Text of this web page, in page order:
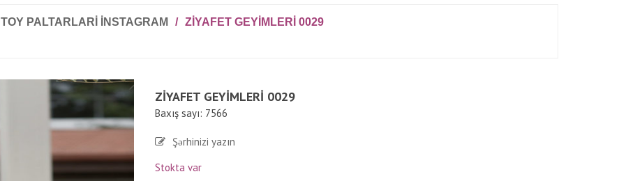
TOY PALTARLARI INSTAGRAM / ZIYAFET GEYIMLERI 0029
ZIYAFET GEYIMLERI 0029
Baxış sayı: 7566
Şərhinizi yazın
Stokta var